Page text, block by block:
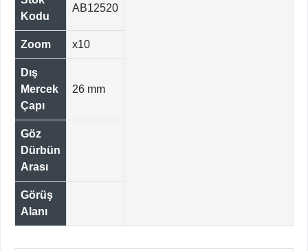
Kodu
AB12520
Zoom x10
Dış
Mercek
Çapı
26 mm
Göz
Dürbün
Arası
Görüş
Alanı